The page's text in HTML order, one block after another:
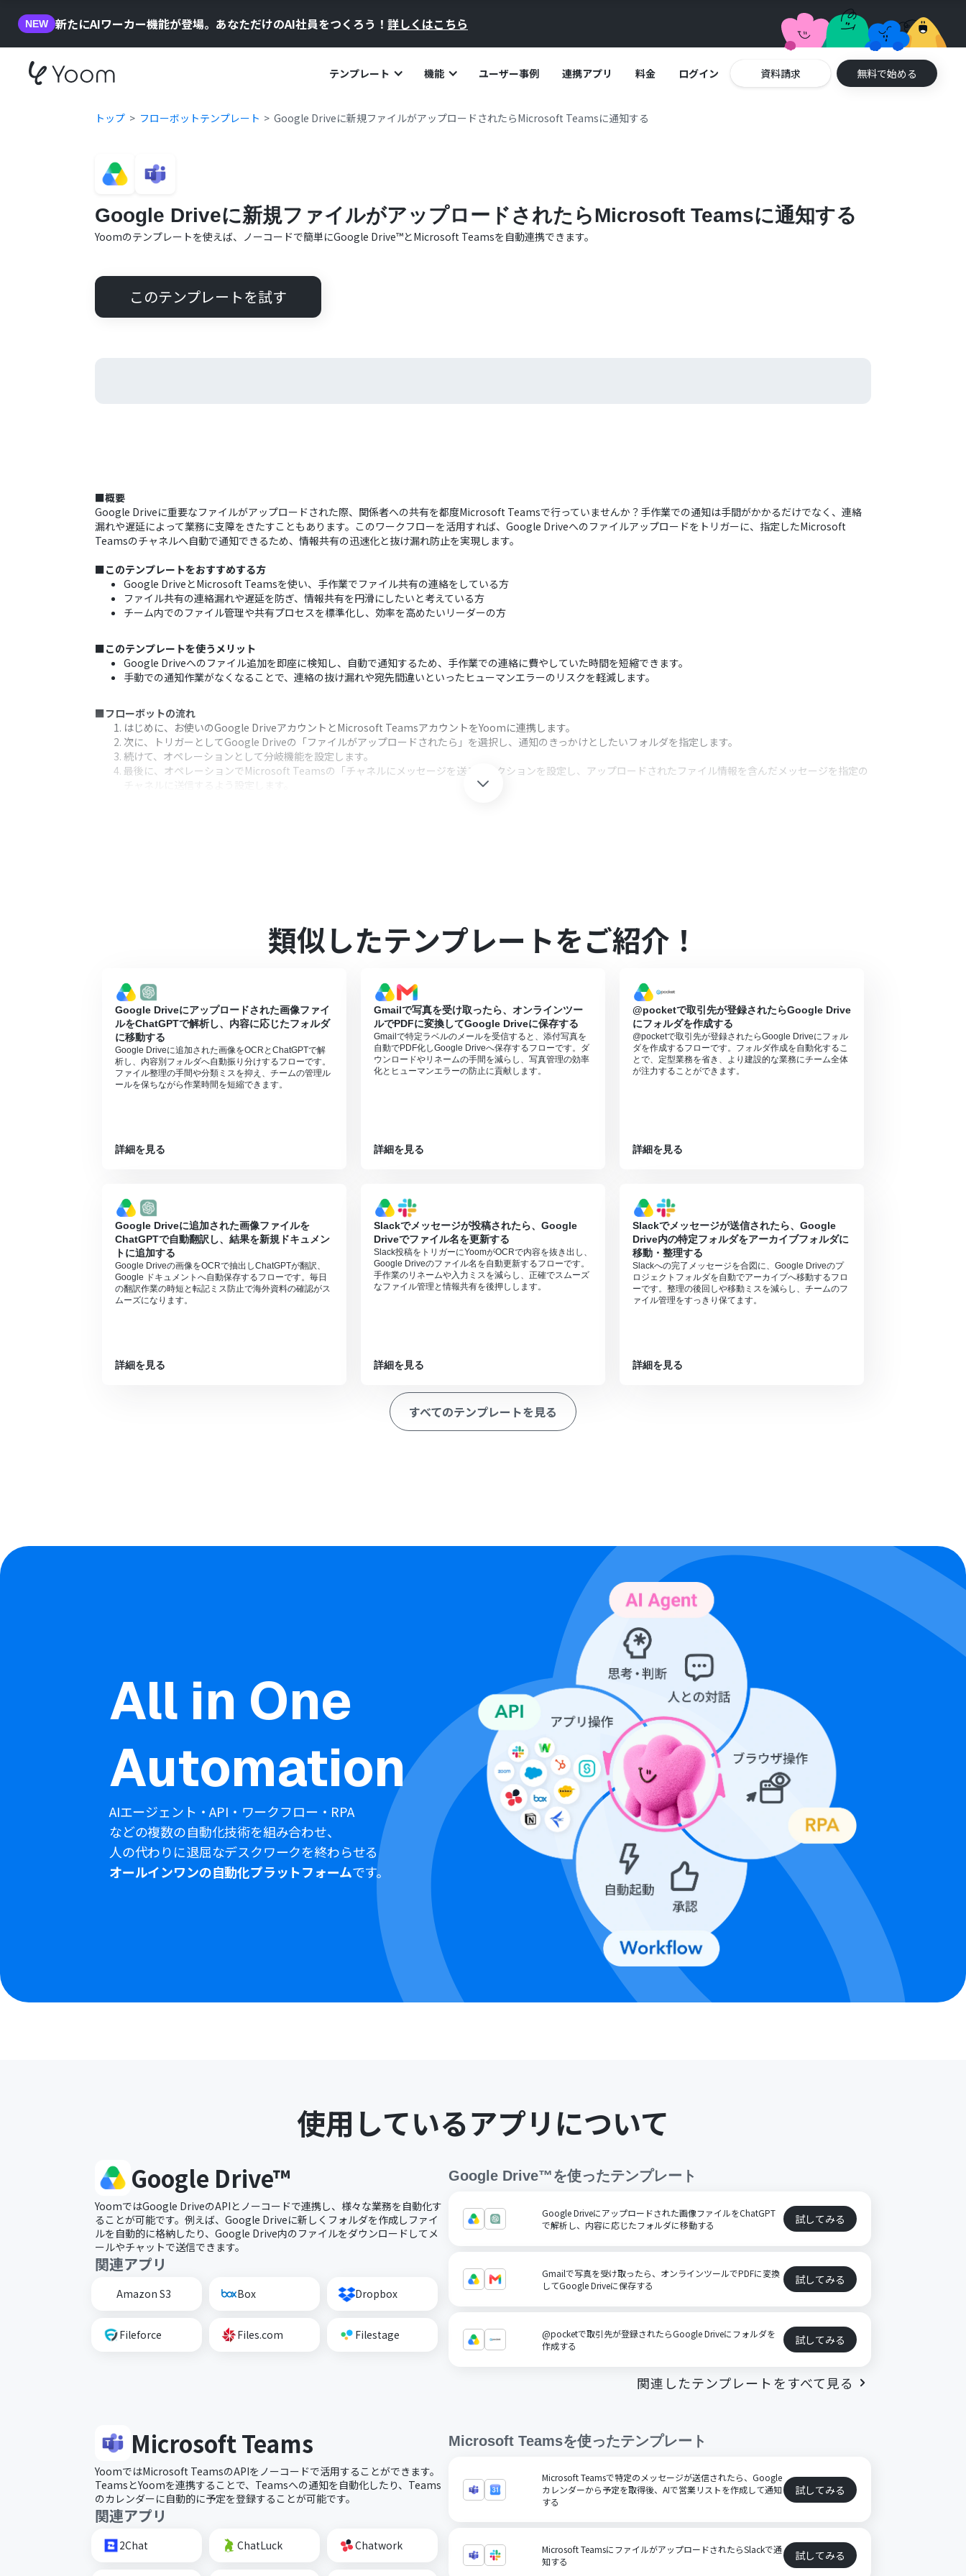
NEW 新たにAIワーカー機能が登場。あなただけのAI社員をつくろう！ 詳しくはこちら
テンプレート 機能 ユーザー事例 連携アプリ 料金 ログイン 資料請求 無料で始める
トップ フローボットテンプレート Google Driveに新規ファイルがアップロードされたらMicrosoft Teamsに通知する
Google Driveに新規ファイルがアップロードされたらMicrosoft Teamsに通知する
Yoomのテンプレートを使えば、ノーコードで簡単にGoogle Drive™とMicrosoft Teamsを自動連携できます。
このテンプレートを試す
■概要
Google Driveに重要なファイルがアップロードされた際、関係者への共有を都度Microsoft Teamsで行っていませんか？手作業での通知は手間がかかるだけでなく、連絡
漏れや遅延によって業務に支障をきたすこともあります。このワークフローを活用すれば、Google Driveへのファイルアップロードをトリガーに、指定したMicrosoft
Teamsのチャネルへ自動で通知できるため、情報共有の迅速化と抜け漏れ防止を実現します。
■このテンプレートをおすすめする方
Google DriveとMicrosoft Teamsを使い、手作業でファイル共有の連絡をしている方
ファイル共有の連絡漏れや遅延を防ぎ、情報共有を円滑にしたいと考えている方
チーム内でのファイル管理や共有プロセスを標準化し、効率を高めたいリーダーの方
■このテンプレートを使うメリット
Google Driveへのファイル追加を即座に検知し、自動で通知するため、手作業での連絡に費やしていた時間を短縮できます。
手動での通知作業がなくなることで、連絡の抜け漏れや宛先間違いといったヒューマンエラーのリスクを軽減します。
■フローボットの流れ
はじめに、お使いのGoogle DriveアカウントとMicrosoft TeamsアカウントをYoomに連携します。
次に、トリガーとしてGoogle Driveの「ファイルがアップロードされたら」を選択し、通知のきっかけとしたいフォルダを指定します。
続けて、オペレーションとして分岐機能を設定します。
最後に、オペレーションでMicrosoft Teamsの「チャネルにメッセージを送る」アクションを設定し、アップロードされたファイル情報を含んだメッセージを指定の
チャネルに送信するよう設定します。
Google Drive、Microsoft TeamsのそれぞれとYoomを連携してください。
プランによって最短の起動間隔が異なりますので、ご注意ください。
Microsoft365（旧Office365）には、家庭向けプランと一般法人向けプラン（Microsoft365 Business）があり、一般法人向けプランに加入していない場合には認証
に失敗する可能性があります。
分岐はパーソナルプラン以上のプランでご利用いただける機能（オペレーション）となっております。フリープランの場合は設定しているフローボットのオペレーシ
ョンはエラーとなりますので、ご注意ください。
パーソナルプランなどの有料プランは、2週間の無料トライアルを行うことが可能です。無料トライアル中には制限対象のアプリや機能（オペレーション）を使用す
ることができます。
類似したテンプレートをご紹介！
Google Driveにアップロードされた画像ファイ
ルをChatGPTで解析し、内容に応じたフォルダ
に移動する
Google Driveに追加された画像をOCRとChatGPTで解
析し、内容別フォルダへ自動振り分けするフローです。
ファイル整理の手間や分類ミスを抑え、チームの管理ル
ールを保ちながら作業時間を短縮できます。
詳細を見る
Gmailで写真を受け取ったら、オンラインツー
ルでPDFに変換してGoogle Driveに保存する
Gmailで特定ラベルのメールを受信すると、添付写真を
自動でPDF化しGoogle Driveへ保存するフローです。ダ
ウンロードやリネームの手間を減らし、写真管理の効率
化とヒューマンエラーの防止に貢献します。
詳細を見る
@pocketで取引先が登録されたらGoogle Drive
にフォルダを作成する
@pocketで取引先が登録されたらGoogle Driveにフォル
ダを作成するフローです。フォルダ作成を自動化するこ
とで、定型業務を省き、より建設的な業務にチーム全体
が注力することができます。
詳細を見る
Google Driveに追加された画像ファイルを
ChatGPTで自動翻訳し、結果を新規ドキュメン
トに追加する
Google Driveの画像をOCRで抽出しChatGPTが翻訳、
Google ドキュメントへ自動保存するフローです。毎日
の翻訳作業の時短と転記ミス防止で海外資料の確認がス
ムーズになります。
詳細を見る
Slackでメッセージが投稿されたら、Google
Driveでファイル名を更新する
Slack投稿をトリガーにYoomがOCRで内容を抜き出し、
Google Driveのファイル名を自動更新するフローです。
手作業のリネームや入力ミスを減らし、正確でスムーズ
なファイル管理と情報共有を後押しします。
詳細を見る
Slackでメッセージが送信されたら、Google
Drive内の特定フォルダをアーカイブフォルダに
移動・整理する
Slackへの完了メッセージを合図に、Google Driveのプ
ロジェクトフォルダを自動でアーカイブへ移動するフロ
ーです。整理の後回しや移動ミスを減らし、チームのフ
ァイル管理をすっきり保てます。
詳細を見る
すべてのテンプレートを見る
All in One
Automation
AIエージェント・API・ワークフロー・RPA
などの複数の自動化技術を組み合わせ、
人の代わりに退屈なデスクワークを終わらせる
オールインワンの自動化プラットフォームです。
使用しているアプリについて
Google Drive™
YoomではGoogle DriveのAPIとノーコードで連携し、様々な業務を自動化す
ることが可能です。例えば、Google Driveに新しくフォルダを作成しファイ
ルを自動的に格納したり、Google Drive内のファイルをダウンロードしてメ
ールやチャットで送信できます。
関連アプリ
Amazon S3 Box Dropbox
Fileforce Files.com Filestage
Google Drive™を使ったテンプレート
Google Driveにアップロードされた画像ファイルをChatGPT
で解析し、内容に応じたフォルダに移動する
試してみる
Gmailで写真を受け取ったら、オンラインツールでPDFに変換
してGoogle Driveに保存する
試してみる
@pocketで取引先が登録されたらGoogle Driveにフォルダを
作成する
試してみる
関連したテンプレートをすべて見る
Microsoft Teams
YoomではMicrosoft TeamsのAPIをノーコードで活用することができます。
TeamsとYoomを連携することで、Teamsへの通知を自動化したり、Teams
のカレンダーに自動的に予定を登録することが可能です。
関連アプリ
2Chat ChatLuck Chatwork
Microsoft Teamsを使ったテンプレート
Microsoft Teamsで特定のメッセージが送信されたら、Google
カレンダーから予定を取得後、AIで営業リストを作成して通知
する
試してみる
Microsoft TeamsにファイルがアップロードされたらSlackで通
知する
試してみる